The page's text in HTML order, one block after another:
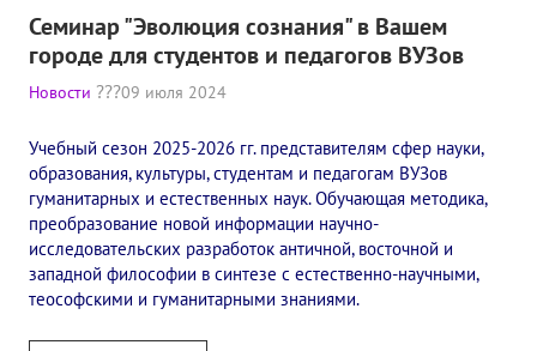
Олимпиада культуры под Знаменем Мира
МЕЖДУНАРОДНЫЙ ЦЕНТР ТЕОСОФИИ
ШКОЛА ТЕОСОФИИ
О школе Теософии
Открытая школа теософии
Фотоматериалы
Семинар "Эволюция сознания" в Вашем
городе для студентов и педагогов ВУЗов
Новости 09 июля 2024
Учебный сезон 2025-2026 гг. представителям сфер науки,
образования, культуры, студентам и педагогам ВУЗов
гуманитарных и естественных наук. Обучающая методика,
преобразование новой информации научно-
исследовательских разработок античной, восточной и
западной философии в синтезе с естественно-научными,
теософскими и гуманитарными знаниями.